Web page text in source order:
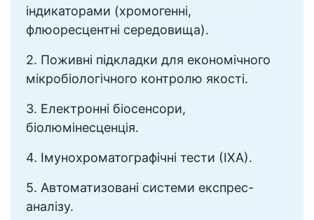
індикаторами (хромогенні,
флюоресцентні середовища).
2. Поживні підкладки для економічного
мікробіологічного контролю якості.
3. Електронні біосенсори,
біолюмінесценція.
4. Імунохроматографічні тести (ІХА).
5. Автоматизовані системи експрес-
аналізу.